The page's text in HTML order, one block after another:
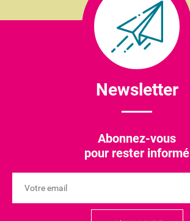
Newsletter
Abonnez-vous
pour rester informé